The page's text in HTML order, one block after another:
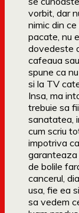
vorbit, dar
nimic din
pacate, nu
dovedeste
cafeaua
spune ca
si la TV
Insa, ma
trebuie sa
sanatatea,
cum scriu
impotriva
garanteaza
de bolile
cancerul,
usa, fie ea
sa vedem